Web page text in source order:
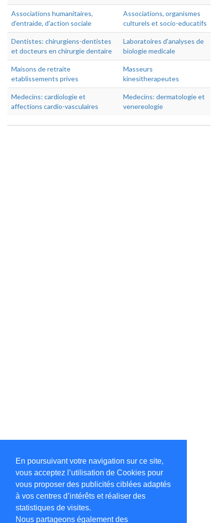
En poursuivant votre navigation sur ce site,
vous acceptez l’utilisation de Cookies pour
vous proposer des publicités ciblées adaptés
à vos centres d’intérêts et réaliser des
statistiques de visites.
Nous partageons également des
Associations humanitaires,
d'entraide, d'action sociale
Associations, organismes
culturels et socio-educatifs
Dentistes: chirurgiens-dentistes
et docteurs en chirurgie dentaire
Laboratoires d'analyses de
biologie medicale
Maisons de retraite
etablissements prives
Masseurs
kinesitherapeutes
Medecins: cardiologie et
affections cardio-vasculaires
Medecins: dermatologie et
venereologie